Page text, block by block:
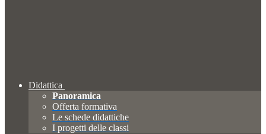
Didattica
Panoramica
Offerta formativa
Le schede didattiche
I progetti delle classi